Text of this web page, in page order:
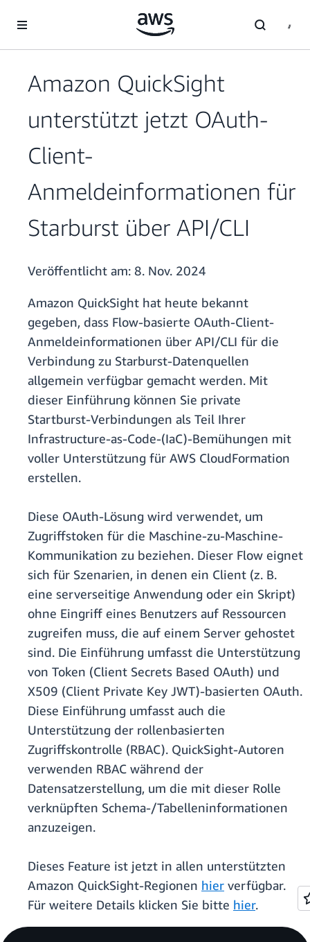
Überspringen zum Hauptinhalt
Amazon QuickSight
unterstützt jetzt OAuth-
Client-
Anmeldeinformationen für
Starburst über API/CLI
Veröffentlicht am: 8. Nov. 2024
Amazon QuickSight hat heute bekannt
gegeben, dass Flow-basierte OAuth-Client-
Anmeldeinformationen über API/CLI für die
Verbindung zu Starburst-Datenquellen
allgemein verfügbar gemacht werden. Mit
dieser Einführung können Sie private
Startburst-Verbindungen als Teil Ihrer
Infrastructure-as-Code-(IaC)-Bemühungen mit
voller Unterstützung für AWS CloudFormation
erstellen.
Diese OAuth-Lösung wird verwendet, um
Zugriffstoken für die Maschine-zu-Maschine-
Kommunikation zu beziehen. Dieser Flow eignet
sich für Szenarien, in denen ein Client (z. B.
eine serverseitige Anwendung oder ein Skript)
ohne Eingriff eines Benutzers auf Ressourcen
zugreifen muss, die auf einem Server gehostet
sind. Die Einführung umfasst die Unterstützung
von Token (Client Secrets Based OAuth) und
X509 (Client Private Key JWT)-basierten OAuth.
Diese Einführung umfasst auch die
Unterstützung der rollenbasierten
Zugriffskontrolle (RBAC). QuickSight-Autoren
verwenden RBAC während der
Datensatzerstellung, um die mit dieser Rolle
verknüpften Schema-/Tabelleninformationen
anzuzeigen.
Dieses Feature ist jetzt in allen unterstützten
Amazon QuickSight-Regionen hier verfügbar.
Für weitere Details klicken Sie bitte hier.